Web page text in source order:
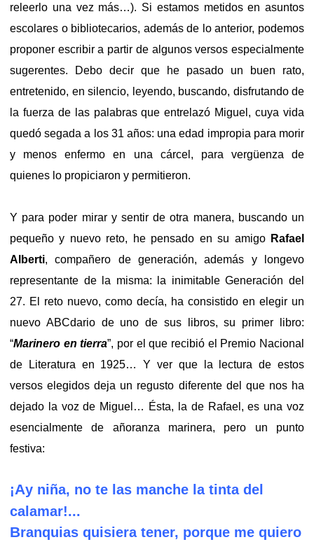
releerlo una vez más…). Si estamos metidos en asuntos
escolares o bibliotecarios, además de lo anterior, podemos
proponer escribir a partir de algunos versos especialmente
sugerentes. Debo decir que he pasado un buen rato,
entretenido, en silencio, leyendo, buscando, disfrutando de
la fuerza de las palabras que entrelazó Miguel, cuya vida
quedó segada a los 31 años: una edad impropia para morir
y menos enfermo en una cárcel, para vergüenza de
quienes lo propiciaron y permitieron.
Y para poder mirar y sentir de otra manera, buscando un
pequeño y nuevo reto, he pensado en su amigo Rafael
Alberti, compañero de generación, además y longevo
representante de la misma: la inimitable Generación del
27. El reto nuevo, como decía, ha consistido en elegir un
nuevo ABCdario de uno de sus libros, su primer libro:
“Marinero en tierra”, por el que recibió el Premio Nacional
de Literatura en 1925… Y ver que la lectura de estos
versos elegidos deja un regusto diferente del que nos ha
dejado la voz de Miguel… Ésta, la de Rafael, es una voz
esencialmente de añoranza marinera, pero un punto
festiva:
¡Ay niña, no te las manche la tinta del
calamar!...
Branquias quisiera tener, porque me quiero